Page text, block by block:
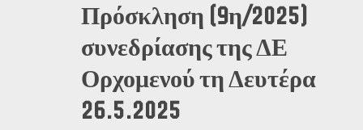
Πρόσκληση (9η/2025)
συνεδρίασης της ΔΕ
Ορχομενού τη Δευτέρα
26.5.2025